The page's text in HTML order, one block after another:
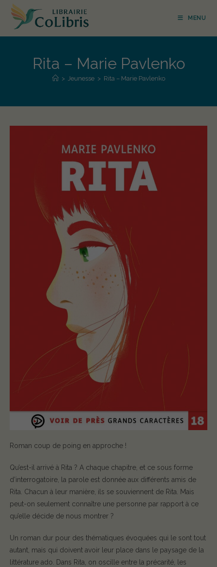
MENU
Rita – Marie Pavlenko
> Jeunesse > Rita – Marie Pavlenko
Roman coup de poing en approche !
Qu’est-il arrivé à Rita ? A chaque chapitre, et ce sous forme
d’interrogatoire, la parole est donnée aux différents amis de
Rita. Chacun à leur manière, ils se souviennent de Rita. Mais
peut-on seulement connaître une personne par rapport à ce
qu’elle décide de nous montrer ?
Un roman dur pour des thématiques évoquées qui le sont tout
autant, mais qui doivent avoir leur place dans le paysage de la
littérature ado. Dans Rita, on oscille entre la précarité, les